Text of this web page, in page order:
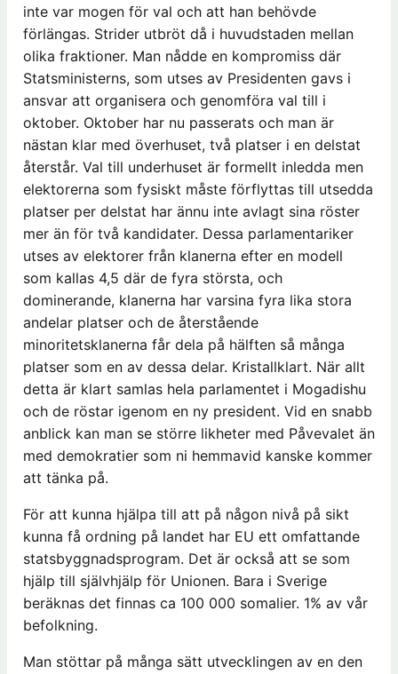
inte var mogen för val och att han behövde
förlängas. Strider utbröt då i huvudstaden mellan
olika fraktioner. Man nådde en kompromiss där
Statsministerns, som utses av Presidenten gavs i
ansvar att organisera och genomföra val till i
oktober. Oktober har nu passerats och man är
nästan klar med överhuset, två platser i en delstat
återstår. Val till underhuset är formellt inledda men
elektorerna som fysiskt måste förflyttas till utsedda
platser per delstat har ännu inte avlagt sina röster
mer än för två kandidater. Dessa parlamentariker
utses av elektorer från klanerna efter en modell
som kallas 4,5 där de fyra största, och
dominerande, klanerna har varsina fyra lika stora
andelar platser och de återstående
minoritetsklanerna får dela på hälften så många
platser som en av dessa delar. Kristallklart. När allt
detta är klart samlas hela parlamentet i Mogadishu
och de röstar igenom en ny president. Vid en snabb
anblick kan man se större likheter med Påvevalet än
med demokratier som ni hemmavid kanske kommer
att tänka på.
För att kunna hjälpa till att på någon nivå på sikt
kunna få ordning på landet har EU ett omfattande
statsbyggnadsprogram. Det är också att se som
hjälp till självhjälp för Unionen. Bara i Sverige
beräknas det finnas ca 100 000 somalier. 1% av vår
befolkning.
Man stöttar på många sätt utvecklingen av en den